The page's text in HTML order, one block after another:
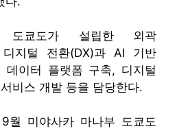
도쿄도가 설립한 외곽
지털 전환(DX)과 AI 기반
데이터 플랫폼 구축, 디지털
비스 개발 등을 담당한다.
월 미야사카 마나부 도쿄도